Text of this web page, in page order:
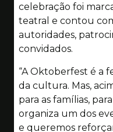
celebração foi
teatral e contou
autoridades,
convidados.
“A Oktoberfest é a
da cultura. Mas,
para as famílias,
organiza um dos
e queremos